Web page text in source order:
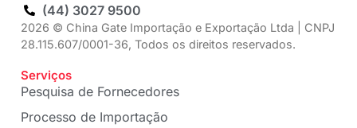
(44) 3027 9500
2026 © China Gate Importação e Exportação Ltda | CNPJ
28.115.607/0001-36, Todos os direitos reservados.
Serviços
Pesquisa de Fornecedores
Processo de Importação